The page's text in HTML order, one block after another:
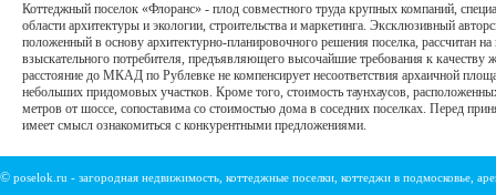
Коттеджный поселок «Флоранс» - плод совместного труда крупных компаний,
области архитектуры и экологии, строительства и маркетинга. Эксклюзивный
положенный в основу архитектурно-планировочного решения поселка, рассчитан на
взыскательного потребителя, предъявляющего высочайшие требования к качеству
расстояние до МКАД по Рублевке не компенсирует несоответствия архаичной
небольших придомовых участков. Кроме того, стоимость таунхаусов,
метров от шоссе, сопоставима со стоимостью дома в соседних поселках. Перед
имеет смысл ознакомиться с конкурентными предложениями.
© poselok.ru - загородная недвижимость, коттеджные поселки, коттеджи в подмосковье,